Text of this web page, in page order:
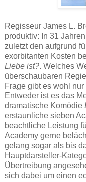
Regisseur James L.
produktiv: In 31
zuletzt den aufgrund
exorbitanten Kosten
Liebe ist?. Welches
überschaubaren
Frage gibt es wohl
Entweder ist es das
dramatische Komödie
erstaunliche sieben
beachtliche Leistung
Academy gerne
gelang sogar als bis
Hauptdarsteller-
Übertreibung
sich dabei um einen